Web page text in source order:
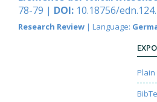
78-79 | DOI: 10.18756/
Research Review | Language: